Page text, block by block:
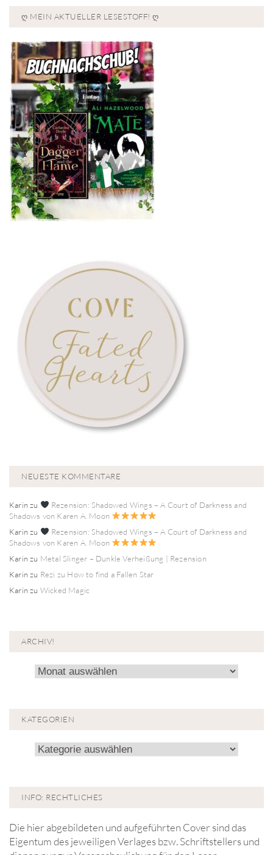
Ღ MEIN AKTUELLER LESESTOFF! Ღ
NEUESTE KOMMENTARE
Karinzu
Rezension: Shadowed Wings – A Court of Darkness and
Shadows von Karen A. Moon
Karinzu
Rezension: Shadowed Wings – A Court of Darkness and
Shadows von Karen A. Moon
Karinzu Metal Slinger – Dunkle Verheißung | Rezension
Karinzu Rezi zu How to find a Fallen Star
Karinzu Wicked Magic
ARCHIV!
Archiv!
KATEGORIEN
Kategorien
INFO: RECHTLICHES
Die hier abgebildeten und aufgeführten Cover sind das
Eigentum des jeweiligen Verlages bzw. Schriftstellers und